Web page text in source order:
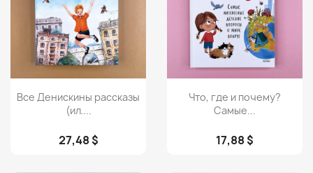
Просмотр
Все Денискины рассказы
(ил....
27,48 $
Просмотр
Что, где и почему?
Самые...
17,88 $